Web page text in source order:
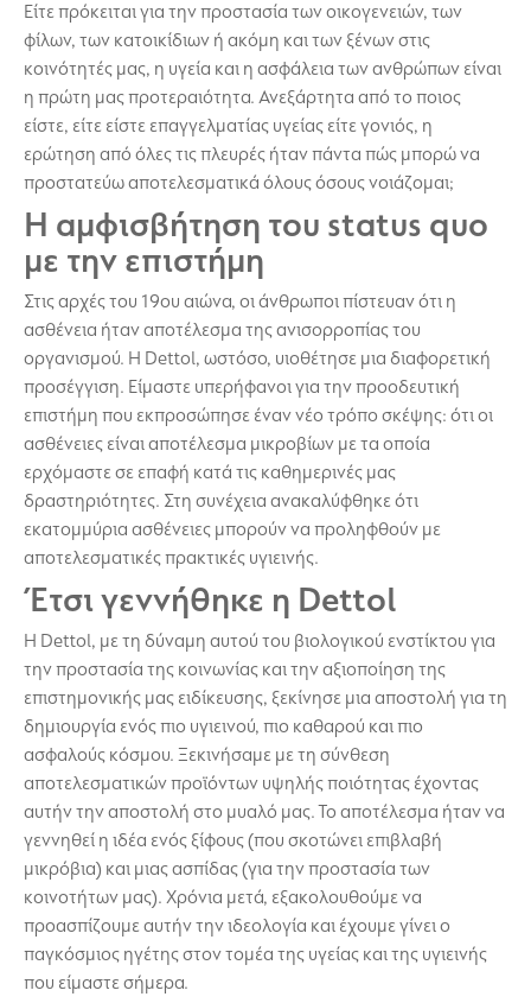
Είτε πρόκειται για την προστασία των οικογενειών, των
φίλων, των κατοικίδιων ή ακόμη και των ξένων στις
κοινότητές μας, η υγεία και η ασφάλεια των ανθρώπων είναι
η πρώτη μας προτεραιότητα. Ανεξάρτητα από το ποιος
είστε, είτε είστε επαγγελματίας υγείας είτε γονιός, η
ερώτηση από όλες τις πλευρές ήταν πάντα πώς μπορώ να
προστατεύω αποτελεσματικά όλους όσους νοιάζομαι;
Η αμφισβήτηση του status quo
με την επιστήμη
Στις αρχές του 19ου αιώνα, οι άνθρωποι πίστευαν ότι η
ασθένεια ήταν αποτέλεσμα της ανισορροπίας του
οργανισμού. Η Dettol, ωστόσο, υιοθέτησε μια διαφορετική
προσέγγιση. Είμαστε υπερήφανοι για την προοδευτική
επιστήμη που εκπροσώπησε έναν νέο τρόπο σκέψης: ότι οι
ασθένειες είναι αποτέλεσμα μικροβίων με τα οποία
ερχόμαστε σε επαφή κατά τις καθημερινές μας
δραστηριότητες. Στη συνέχεια ανακαλύφθηκε ότι
εκατομμύρια ασθένειες μπορούν να προληφθούν με
αποτελεσματικές πρακτικές υγιεινής.
Έτσι γεννήθηκε η Dettol
Η Dettol, με τη δύναμη αυτού του βιολογικού ενστίκτου για
την προστασία της κοινωνίας και την αξιοποίηση της
επιστημονικής μας ειδίκευσης, ξεκίνησε μια αποστολή για τη
δημιουργία ενός πιο υγιεινού, πιο καθαρού και πιο
ασφαλούς κόσμου. Ξεκινήσαμε με τη σύνθεση
αποτελεσματικών προϊόντων υψηλής ποιότητας έχοντας
αυτήν την αποστολή στο μυαλό μας. Το αποτέλεσμα ήταν να
γεννηθεί η ιδέα ενός ξίφους (που σκοτώνει επιβλαβή
μικρόβια) και μιας ασπίδας (για την προστασία των
κοινοτήτων μας). Χρόνια μετά, εξακολουθούμε να
προασπίζουμε αυτήν την ιδεολογία και έχουμε γίνει ο
παγκόσμιος ηγέτης στον τομέα της υγείας και της υγιεινής
που είμαστε σήμερα.